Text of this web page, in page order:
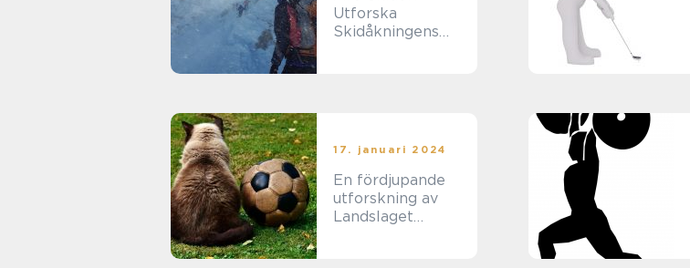
Utforska
Skidåkningens
17. januari 2024
En fördjupande
utforskning av
Landslaget